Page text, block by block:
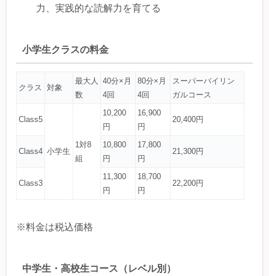
力、実践的な読解力を育てる
小学生クラスの料金
クラス 対象
最大人
数
40分×月
4回
80分×月
4回
スーパーバイリン
ガルコース
Class5
小学生
1対8
組
10,200
円
16,900
円
20,400円
Class4
10,800
円
17,800
円
21,300円
Class3
11,300
円
18,700
円
22,200円
※料金は税込価格
中学生・高校生コース（レベル別）